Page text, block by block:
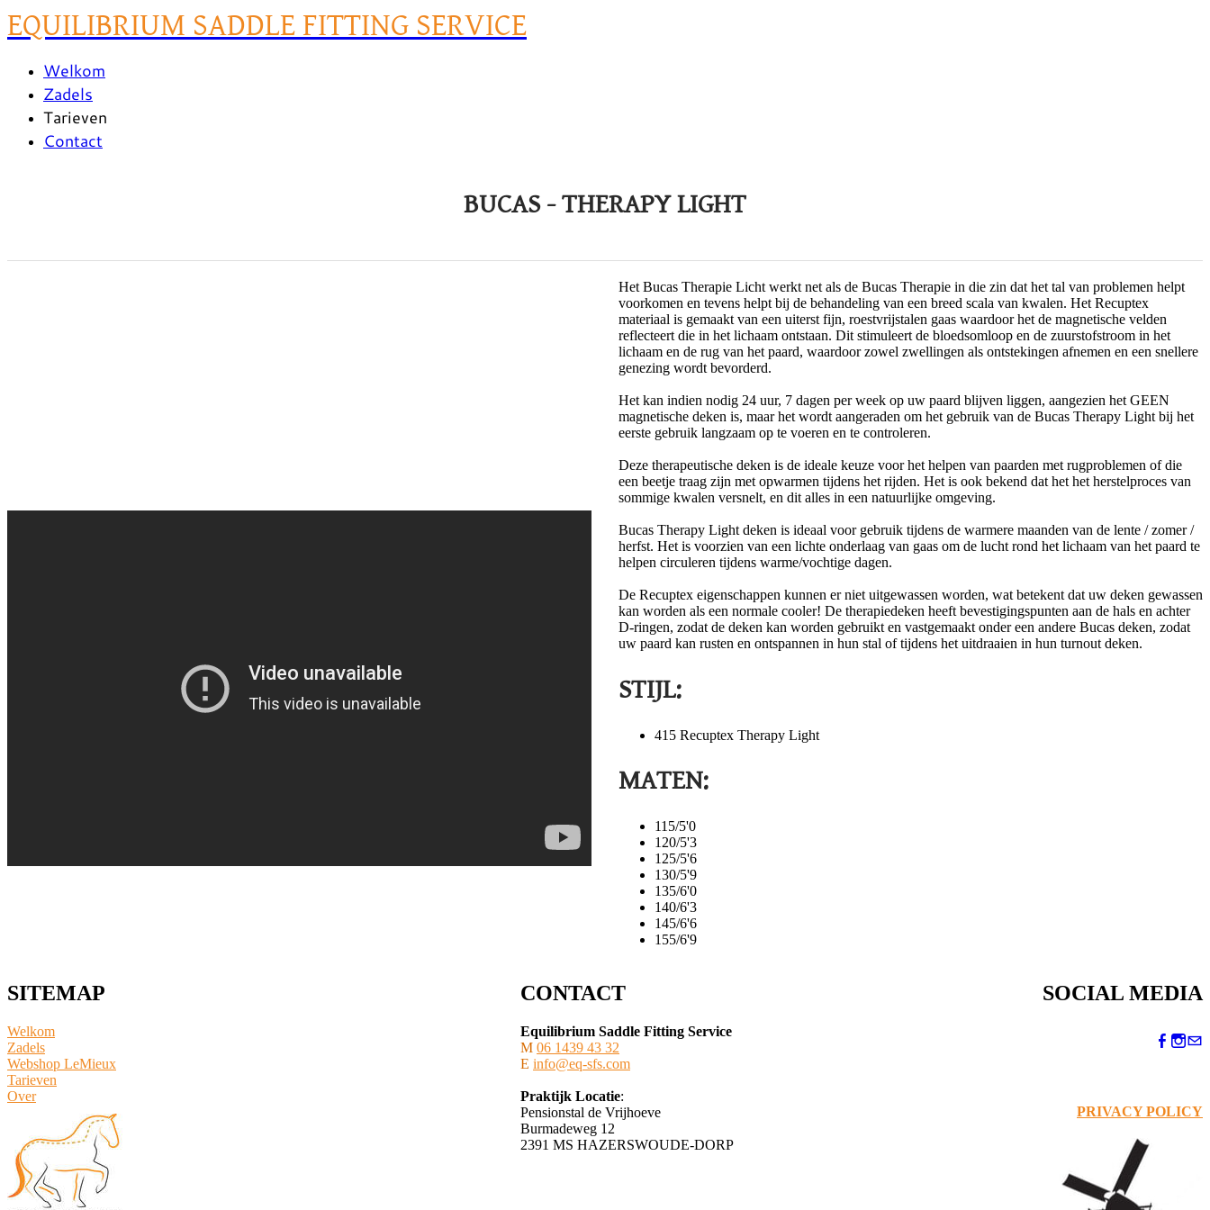
EQUILIBRIUM SADDLE FITTING SERVICE
Welkom
Zadels
Tarieven
Contact
BUCAS - THERAPY LIGHT
Het Bucas Therapie Licht werkt net als de Bucas Therapie in die zin dat het tal van problemen helpt
voorkomen en tevens helpt bij de behandeling van een breed scala van kwalen. Het Recuptex
materiaal is gemaakt van een uiterst fijn, roestvrijstalen gaas waardoor het de magnetische velden
reflecteert die in het lichaam ontstaan. Dit stimuleert de bloedsomloop en de zuurstofstroom in het
lichaam en de rug van het paard, waardoor zowel zwellingen als ontstekingen afnemen en een snellere
genezing wordt bevorderd.
Het kan indien nodig 24 uur, 7 dagen per week op uw paard blijven liggen, aangezien het GEEN
magnetische deken is, maar het wordt aangeraden om het gebruik van de Bucas Therapy Light bij het
eerste gebruik langzaam op te voeren en te controleren.
Deze therapeutische deken is de ideale keuze voor het helpen van paarden met rugproblemen of die
een beetje traag zijn met opwarmen tijdens het rijden. Het is ook bekend dat het het herstelproces van
sommige kwalen versnelt, en dit alles in een natuurlijke omgeving.
Bucas Therapy Light deken is ideaal voor gebruik tijdens de warmere maanden van de lente / zomer /
herfst. Het is voorzien van een lichte onderlaag van gaas om de lucht rond het lichaam van het paard te
helpen circuleren tijdens warme/vochtige dagen.
De Recuptex eigenschappen kunnen er niet uitgewassen worden, wat betekent dat uw deken gewassen
kan worden als een normale cooler! De therapiedeken heeft bevestigingspunten aan de hals en achter
D-ringen, zodat de deken kan worden gebruikt en vastgemaakt onder een andere Bucas deken, zodat
uw paard kan rusten en ontspannen in hun stal of tijdens het uitdraaien in hun turnout deken.
STIJL:
415 Recuptex Therapy Light
MATEN:
115/5'0
120/5'3
125/5'6
130/5'9
135/6'0
140/6'3
145/6'6
155/6'9
SITEMAP
Welkom
Zadels
Webshop LeMieux
​Tarieven
Over
CONTACT
Equilibrium Saddle Fitting Service
M 06 1439 43 32
E info@eq-sfs.com
Praktijk Locatie:
Pensionstal de Vrijhoeve
Burmadeweg 12
​2391 MS HAZERSWOUDE-DORP
SOCIAL MEDIA
PRIVACY POLICY